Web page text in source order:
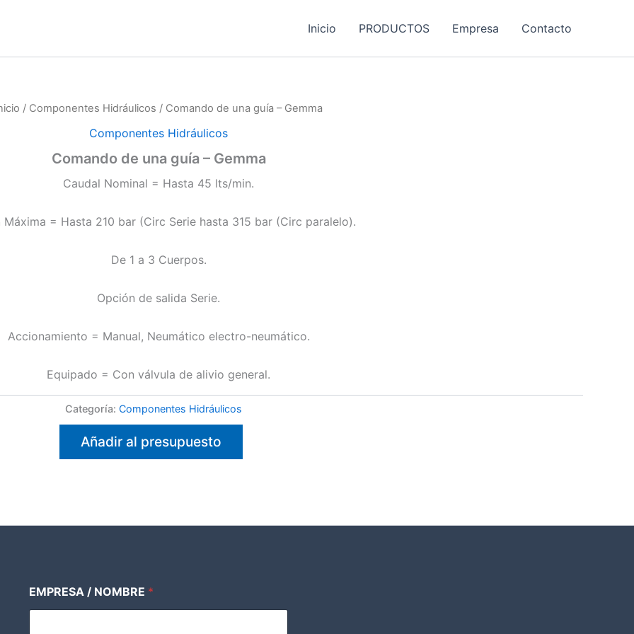
Inicio PRODUCTOS Empresa Contacto
/ Componentes Hidráulicos / Comando de una guía – Gemma
Componentes Hidráulicos
Comando de una guía – Gemma
Caudal Nominal = Hasta 45 lts/min.
Máxima = Hasta 210 bar (Circ Serie hasta 315 bar (Circ paralelo).
De 1 a 3 Cuerpos.
Opción de salida Serie.
Accionamiento = Manual, Neumático electro-neumático.
Equipado = Con válvula de alivio general.
Categoría: Componentes Hidráulicos
Añadir al presupuesto
EMPRESA / NOMBRE *